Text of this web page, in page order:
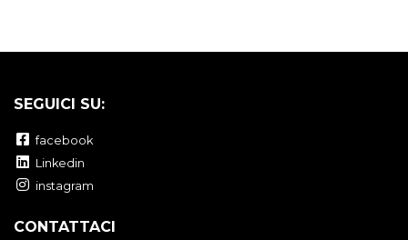
SEGUICI SU:
facebook
Linkedin
instagram
CONTATTACI